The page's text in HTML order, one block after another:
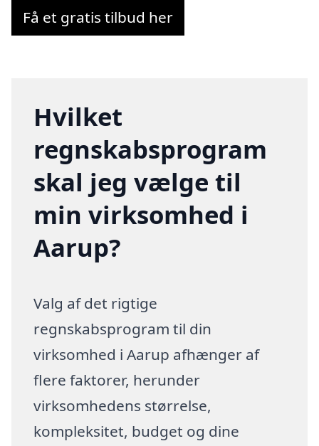
Få et gratis tilbud her
Hvilket
regnskabsprogram
skal jeg vælge til
min virksomhed i
Aarup?
Valg af det rigtige
regnskabsprogram til din
virksomhed i Aarup afhænger af
flere faktorer, herunder
virksomhedens størrelse,
kompleksitet, budget og dine